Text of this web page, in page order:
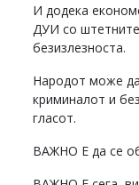
И додека
ДУИ со
безизлезноста.
Народот може да
криминалот и
гласот.
ВАЖНО Е да се